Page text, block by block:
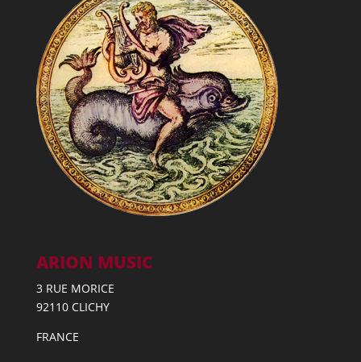
ARION MUSIC
3 RUE MORICE
92110 CLICHY
FRANCE